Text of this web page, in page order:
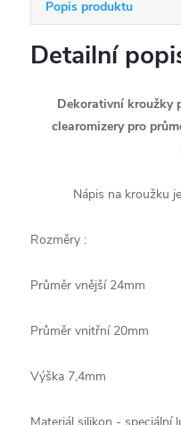
Popis produktu
Detailní
Dekorativní kroužky
clearomizery pro
Nápis na kroužku
Rozměry :
Průměr vnější 24mm
Průměr vnitřní 20mm
Výška 7,4mm